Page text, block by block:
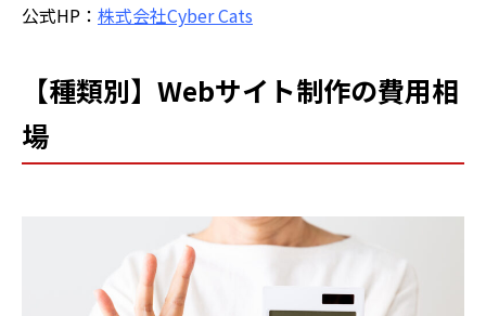
公式HP： 株式会社Cyber Cats
【種類別】Webサイト制作の費用相
場